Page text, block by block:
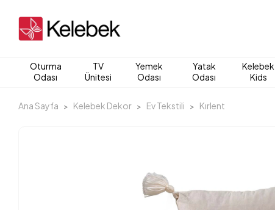
Oturma
Odası
TV
Ünitesi
Yemek
Odası
Yatak
Odası
Kelebek
Kids
Ana Sayfa Kelebek Dekor Ev Tekstili Kırlent